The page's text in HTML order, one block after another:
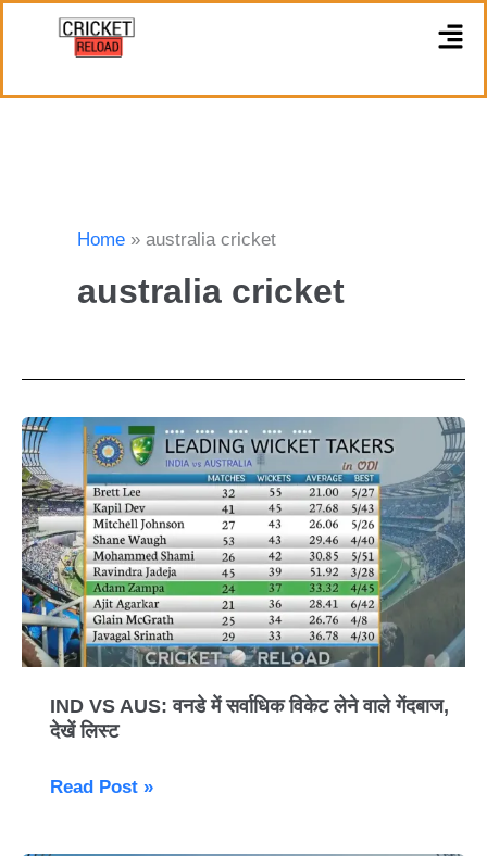
Home australia cricket
australia cricket
IND VS AUS: वनडे में सर्वाधिक विकेट लेने वाले गेंदबाज,
देखें लिस्ट
IND
VS
AUS:
वनडे
में
सर्वाधिक
विकेट
लेने
गेंदबाज,
देखें
Read Post »